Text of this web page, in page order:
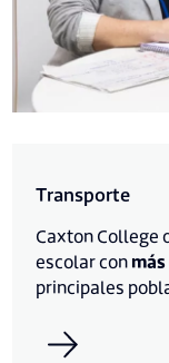
Transporte
Caxton College
escolar con
principales